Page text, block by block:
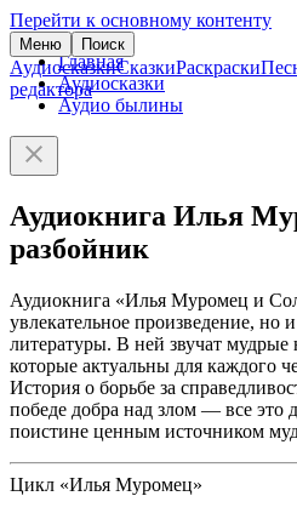
Перейти к основному контенту
Меню Поиск
АудиосказкиСказкиРаскраски
редактора
Главная
Аудиосказки
Аудио былины
Аудиокнига Илья
разбойник
Аудиокнига «Илья Муромец и
увлекательное произведение, но
литературы. В ней звучат мудрые
которые актуальны для каждого
История о борьбе за
победе добра над злом — все это
поистине ценным источником
Цикл «Илья Муромец»